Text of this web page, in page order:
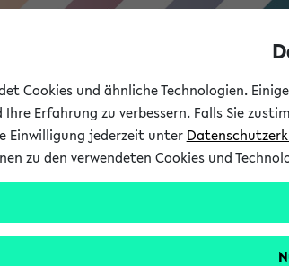
Forschung Studium
News
Cookies und ähnliche Technologien.
Ihre Erfahrung zu verbessern. Falls Sie
Einwilligung jederzeit unter
zu den verwendeten Cookies und